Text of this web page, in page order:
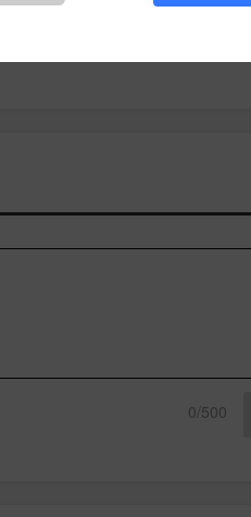
0/500